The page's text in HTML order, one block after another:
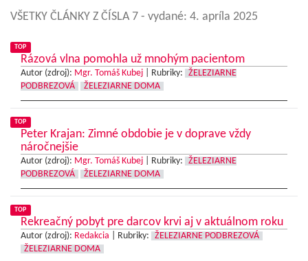
VŠETKY ČLÁNKY Z ČÍSLA 7 - vydané: 4. apríla 2025
TOP
Rázová vlna pomohla už mnohým pacientom
Autor (zdroj): Mgr. Tomáš Kubej Rubriky:
ŽELEZIARNE
PODBREZOVÁ
ŽELEZIARNE DOMA
TOP
Peter Krajan: Zimné obdobie je v doprave vždy
náročnejšie
Autor (zdroj): Mgr. Tomáš Kubej Rubriky:
ŽELEZIARNE
PODBREZOVÁ
ŽELEZIARNE DOMA
TOP
Rekreačný pobyt pre darcov krvi aj v aktuálnom roku
Autor (zdroj): Redakcia Rubriky:
ŽELEZIARNE PODBREZOVÁ
ŽELEZIARNE DOMA